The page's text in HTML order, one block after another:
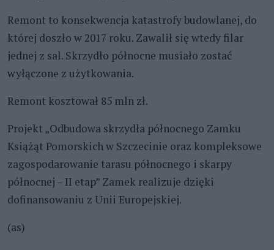
Remont to konsekwencja katastrofy budowlanej, do
której doszło w 2017 roku. Zawalił się wtedy filar
jednej z sal. Skrzydło północne musiało zostać
wyłączone z użytkowania.
Remont kosztował 85 mln zł.
Projekt „Odbudowa skrzydła północnego Zamku
Książąt Pomorskich w Szczecinie oraz kompleksowe
zagospodarowanie tarasu północnego i skarpy
północnej – II etap” Zamek realizuje dzięki
dofinansowaniu z Unii Europejskiej.
(as)